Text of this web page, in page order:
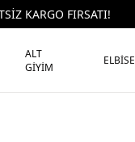
KARGO FIRSATI!
ALT
GİYİM
ELBİSE